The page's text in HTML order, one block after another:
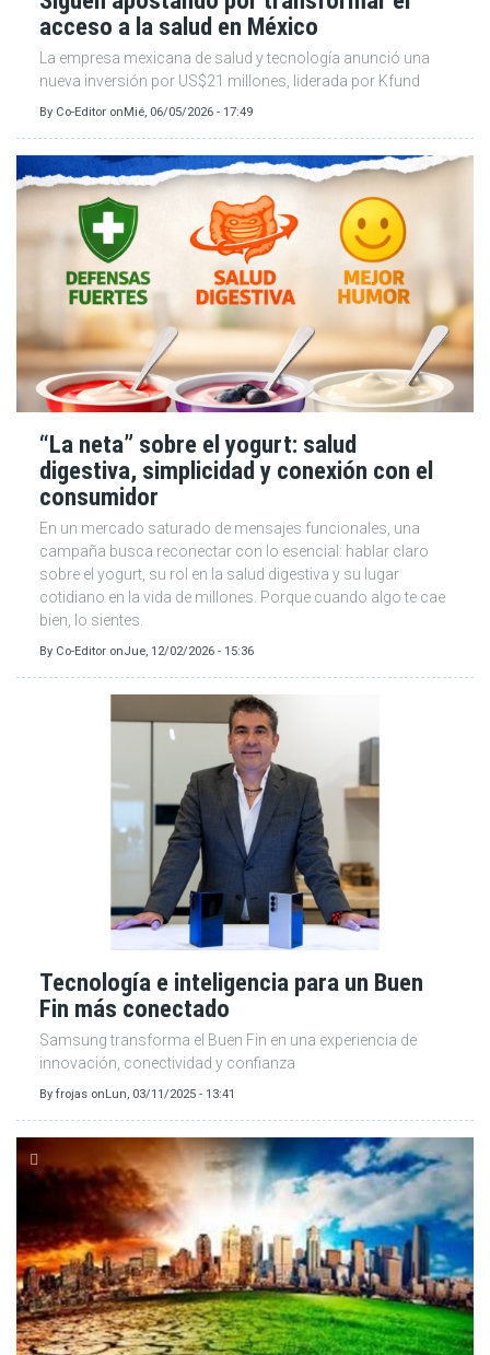
acceso a la salud en México
La empresa mexicana de salud y tecnología anunció una
nueva inversión por US$21 millones, liderada por Kfund
By Co-Editor on Mié, 06/05/2026 - 17:49
“La neta” sobre el yogurt: salud
digestiva, simplicidad y conexión con el
consumidor
En un mercado saturado de mensajes funcionales, una
campaña busca reconectar con lo esencial: hablar claro
sobre el yogurt, su rol en la salud digestiva y su lugar
cotidiano en la vida de millones. Porque cuando algo te cae
bien, lo sientes.
By Co-Editor onJue, 12/02/2026 - 15:36
Tecnología e inteligencia para un Buen
Fin más conectado
​​​​​​​Samsung transforma el Buen Fin en una experiencia de
innovación, conectividad y confianza
By frojas onLun, 03/11/2025 - 13:41